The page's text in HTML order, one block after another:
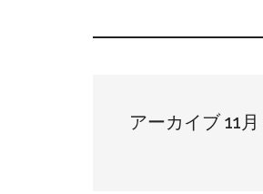
アーカイブ 11